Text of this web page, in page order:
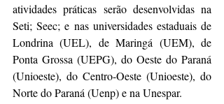
atividades práticas serão desenvolvidas na
Seti; Seec; e nas universidades estaduais de
Londrina (UEL), de Maringá (UEM), de
Ponta Grossa (UEPG), do Oeste do Paraná
(Unioeste), do Centro-Oeste (Unioeste), do
Norte do Paraná (Uenp) e na Unespar.